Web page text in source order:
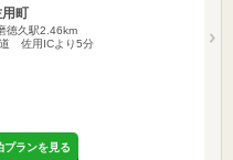
町
徳久駅2.46km
佐用ICより5分
プランを見る